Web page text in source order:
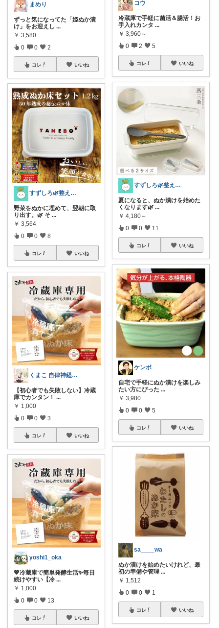
まめり
ずっと気になってた「姫ぬか漬
け」をお迎えし ...
￥ 3,580
0 0 2
コレ いいね
すずしろ🌿整えながら、ゆるく暮らす
野菜をぬかに埋めて、翌朝に取
り出す。🌿 そ ...
￥ 3,564
0 0 8
コレ いいね
くまこ 自律神経を整える暮らし☘ ̖́-
【初心者でも失敗しない】冷蔵
庫でカンタン！ ...
￥ 1,000
0 0 3
コレ いいね
yoshi1_oka
💖冷蔵庫で簡単発酵生活✨毎日
続けやすい【冷 ...
￥ 1,000
0 0 13
コレ いいね
コウ
​冷蔵庫で手軽に菌活＆腸活！お
手入れカンタ ...
￥ 3,960～
0 2 5
コレ いいね
すずしろ🌿整えながら、ゆるく暮らす
夏になると、ぬか漬けを始めた
くなります🌿 ...
￥ 4,180～
0 0 11
コレ いいね
ケンボ
自宅で手軽にぬか漬けを楽しみ
たい方にぴった ...
￥ 3,980
0 0 5
コレ いいね
sa____wa
ぬか漬けを始めたいけれど、最
初の準備や管理 ...
￥ 1,512
0 0 1
コレ いいね